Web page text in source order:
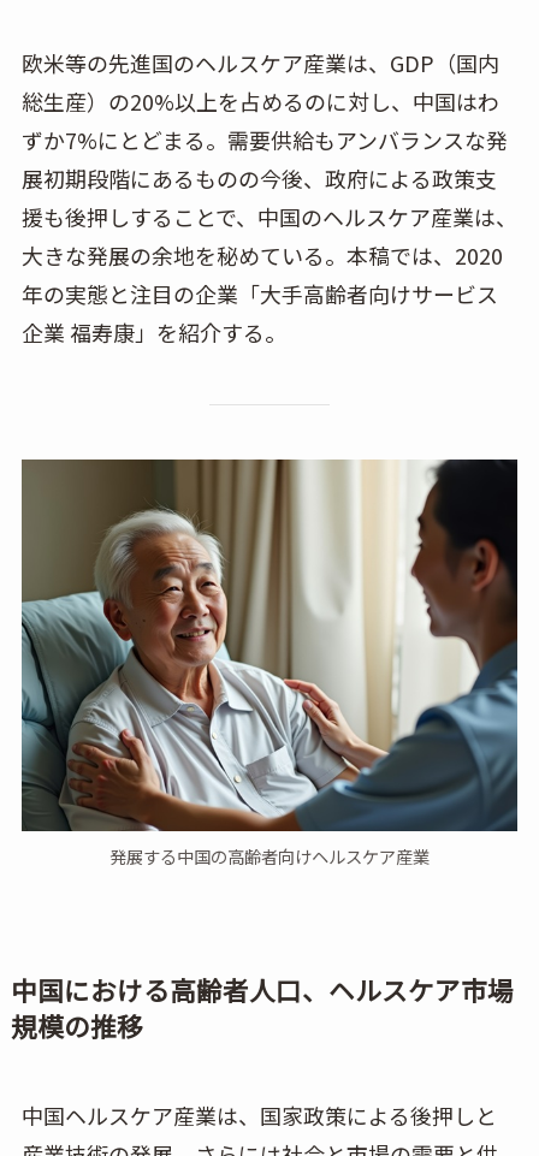
欧米等の先進国のヘルスケア産業は、GDP（国内
総生産）の20%以上を占めるのに対し、中国はわ
ずか7%にとどまる。需要供給もアンバランスな発
展初期段階にあるものの今後、政府による政策支
援も後押しすることで、中国のヘルスケア産業は、
大きな発展の余地を秘めている。本稿では、2020
年の実態と注目の企業「大手高齢者向けサービス
企業 福寿康」を紹介する。
発展する中国の高齢者向けヘルスケア産業
中国における高齢者人口、ヘルスケア市場
規模の推移
中国ヘルスケア産業は、国家政策による後押しと